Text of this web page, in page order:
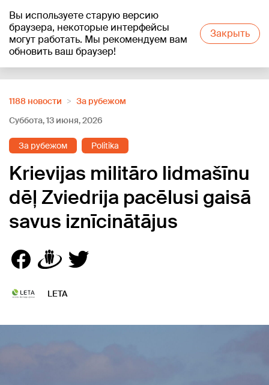
Вы используете старую версию
браузера, некоторые интерфейсы
могут работать. Мы рекомендуем вам
обновить ваш браузер!
Закрыть
+15°C
1188 новости
За рубежом
Суббота, 13 июня, 2026
За рубежом Politika
Krievijas militāro lidmašīnu
dēļ Zviedrija pacēlusi gaisā
savus iznīcinātājus
LETA